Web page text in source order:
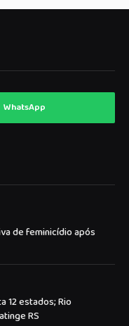
WhatsApp
de feminicídio após
12 estados; Rio
RS